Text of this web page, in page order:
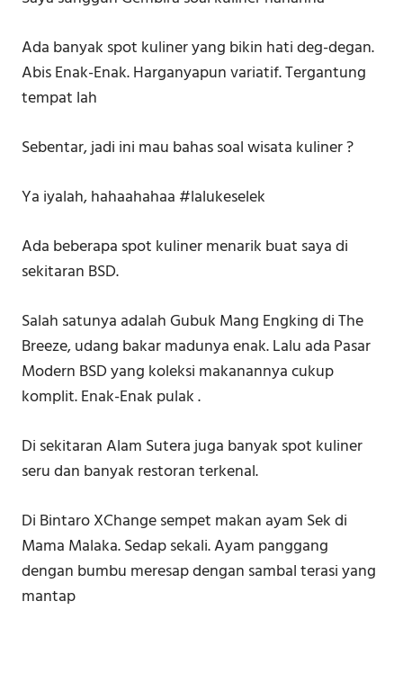
Ada banyak spot kuliner yang bikin hati deg-degan.
Abis Enak-Enak. Harganyapun variatif. Tergantung
tempat lah
Sebentar, jadi ini mau bahas soal wisata kuliner ?
Ya iyalah, hahaahahaa #lalukeselek
Ada beberapa spot kuliner menarik buat saya di
sekitaran BSD.
Salah satunya adalah Gubuk Mang Engking di The
Breeze, udang bakar madunya enak. Lalu ada Pasar
Modern BSD yang koleksi makanannya cukup
komplit. Enak-Enak pulak .
Di sekitaran Alam Sutera juga banyak spot kuliner
seru dan banyak restoran terkenal.
Di Bintaro XChange sempet makan ayam Sek di
Mama Malaka. Sedap sekali. Ayam panggang
dengan bumbu meresap dengan sambal terasi yang
mantap